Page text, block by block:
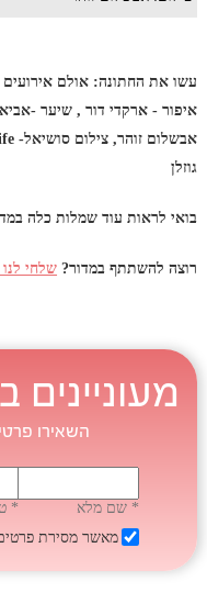
עשו את החתונה: אולם
איפור - ארקדי דור , שיער -
גוזלן
בואי לראות עוד שמלות כלה
רוצה להשתתף במדור? שלחי
השאירו
* שם מלא
*
מאשר מסירת